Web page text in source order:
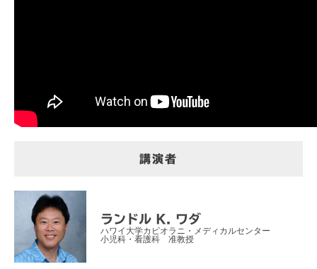
講演者
ランドル K. ワダ
ハワイ大学カピオラニ・メディカルセンター
小児科・看護科 准教授